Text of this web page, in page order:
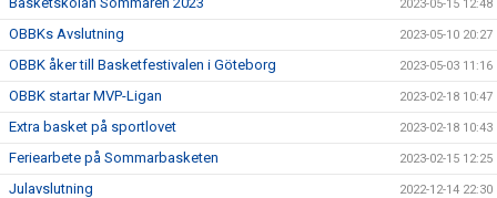
2023-05-15 12:48
OBBKs Avslutning 2023-05-10 20:27
OBBK åker till Basketfestivalen i Göteborg 2023-05-03 11:16
OBBK startar MVP-Ligan 2023-02-18 10:47
Extra basket på sportlovet 2023-02-18 10:43
Feriearbete på Sommarbasketen 2023-02-15 12:25
Julavslutning 2022-12-14 22:30